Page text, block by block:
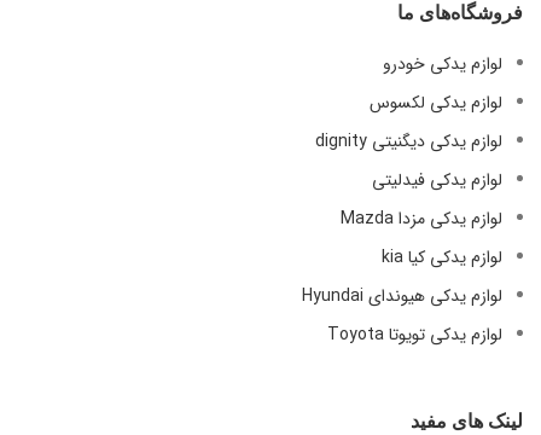
فروشگاه‌های ما
لوازم یدکی خودرو
لوازم یدکی لکسوس
لوازم یدکی دیگنیتی dignity
لوازم یدکی فیدلیتی
لوازم یدکی مزدا Mazda
لوازم یدکی کیا kia
لوازم یدکی هیوندای Hyundai
لوازم یدکی تویوتا Toyota
لینک های مفید